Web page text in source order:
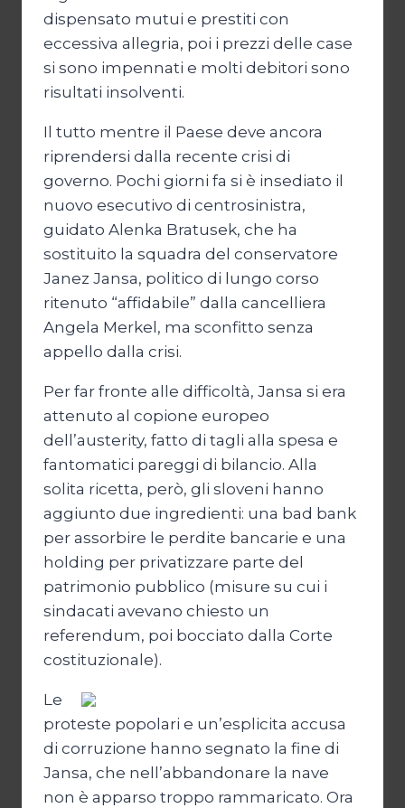
dispensato mutui e prestiti con
eccessiva allegria, poi i prezzi delle case
si sono impennati e molti debitori sono
risultati insolventi.
Il tutto mentre il Paese deve ancora
riprendersi dalla recente crisi di
governo. Pochi giorni fa si è insediato il
nuovo esecutivo di centrosinistra,
guidato Alenka Bratusek, che ha
sostituito la squadra del conservatore
Janez Jansa, politico di lungo corso
ritenuto “affidabile” dalla cancelliera
Angela Merkel, ma sconfitto senza
appello dalla crisi.
Per far fronte alle difficoltà, Jansa si era
attenuto al copione europeo
dell’austerity, fatto di tagli alla spesa e
fantomatici pareggi di bilancio. Alla
solita ricetta, però, gli sloveni hanno
aggiunto due ingredienti: una bad bank
per assorbire le perdite bancarie e una
holding per privatizzare parte del
patrimonio pubblico (misure su cui i
sindacati avevano chiesto un
referendum, poi bocciato dalla Corte
costituzionale).
Le
proteste popolari e un’esplicita accusa
di corruzione hanno segnato la fine di
Jansa, che nell’abbandonare la nave
non è apparso troppo rammaricato. Ora